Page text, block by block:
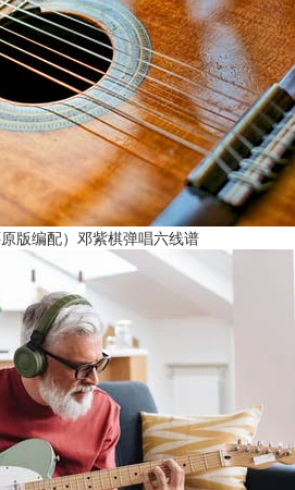
版编配）邓紫棋弹唱六线谱